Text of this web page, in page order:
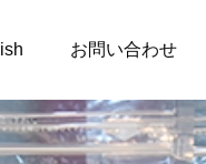
お問い合わせ